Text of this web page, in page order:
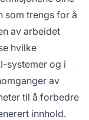
som trengs for å
av arbeidet
hvilke
systemer og i
av
til å forbedre
innhold.